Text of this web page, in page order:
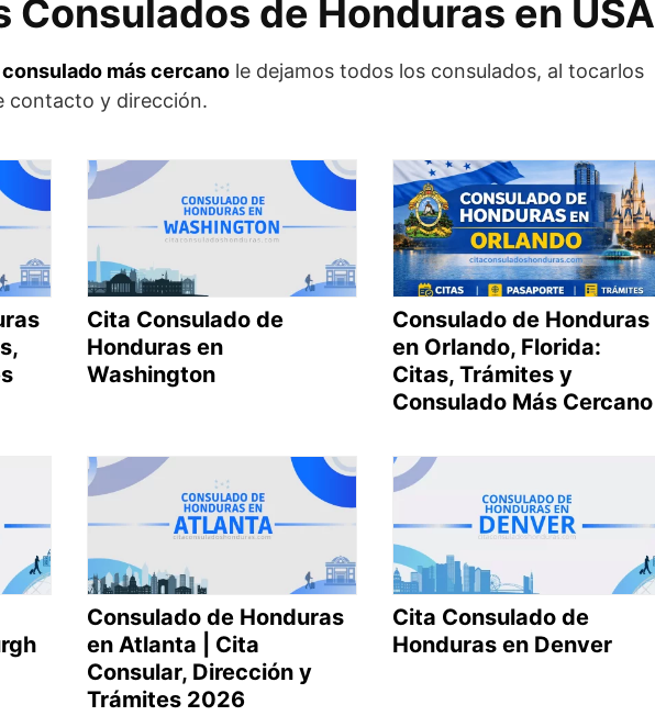
Consulados de Honduras en USA
consulado más cercano le dejamos todos los consulados, al tocarlos
contacto y dirección.
Cita Consulado de
Honduras en
Washington
Consulado de Honduras
en Orlando, Florida:
Citas, Trámites y
Consulado Más Cercano
Consulado de Honduras
en Atlanta | Cita
Consular, Dirección y
Trámites 2026
Cita Consulado de
Honduras en Denver